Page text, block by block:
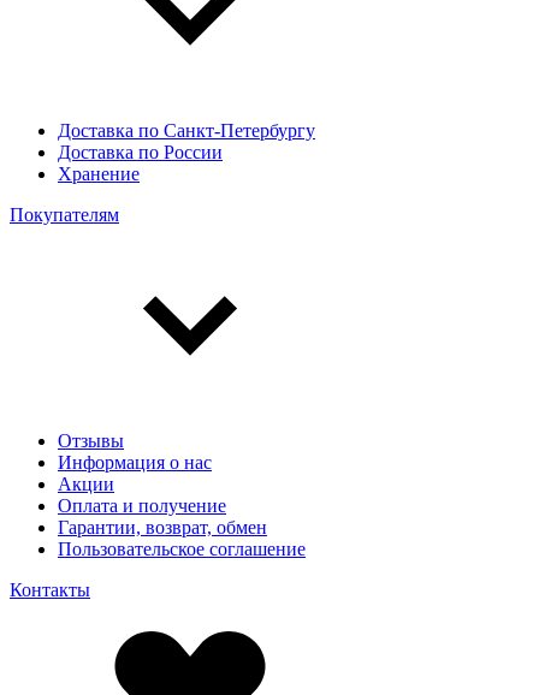
Доставка по Санкт-Петербургу
Доставка по России
Хранение
Покупателям
Отзывы
Информация о нас
Акции
Оплата и получение
Гарантии, возврат, обмен
Пользовательское соглашение
Контакты